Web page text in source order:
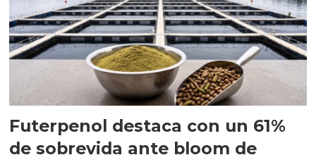
Futerpenol destaca con un 61%
de sobrevida ante bloom de